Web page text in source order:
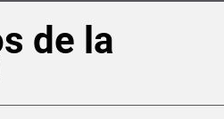
de la